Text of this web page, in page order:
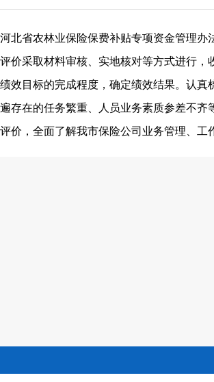
北省农林业保险保费补贴专项资金管理
价采取材料审核、实地核对等方式进行
效目标的完成程度，确定绩效结果。认
存在的任务繁重、人员业务素质参差不
价，全面了解我市保险公司业务管理、